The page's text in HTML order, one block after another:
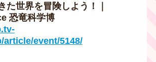
た世界を冒険しよう！｜
恐竜科学博
article/event/5148/